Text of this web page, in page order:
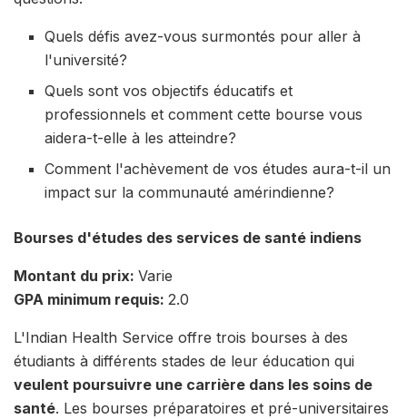
Quels défis avez-vous surmontés pour aller à
l'université?
Quels sont vos objectifs éducatifs et
professionnels et comment cette bourse vous
aidera-t-elle à les atteindre?
Comment l'achèvement de vos études aura-t-il un
impact sur la communauté amérindienne?
Bourses d'études des services de santé indiens
Montant du prix: Varie
GPA minimum requis: 2.0
L'Indian Health Service offre trois bourses à des
étudiants à différents stades de leur éducation qui
veulent poursuivre une carrière dans les soins de
santé. Les bourses préparatoires et pré-universitaires